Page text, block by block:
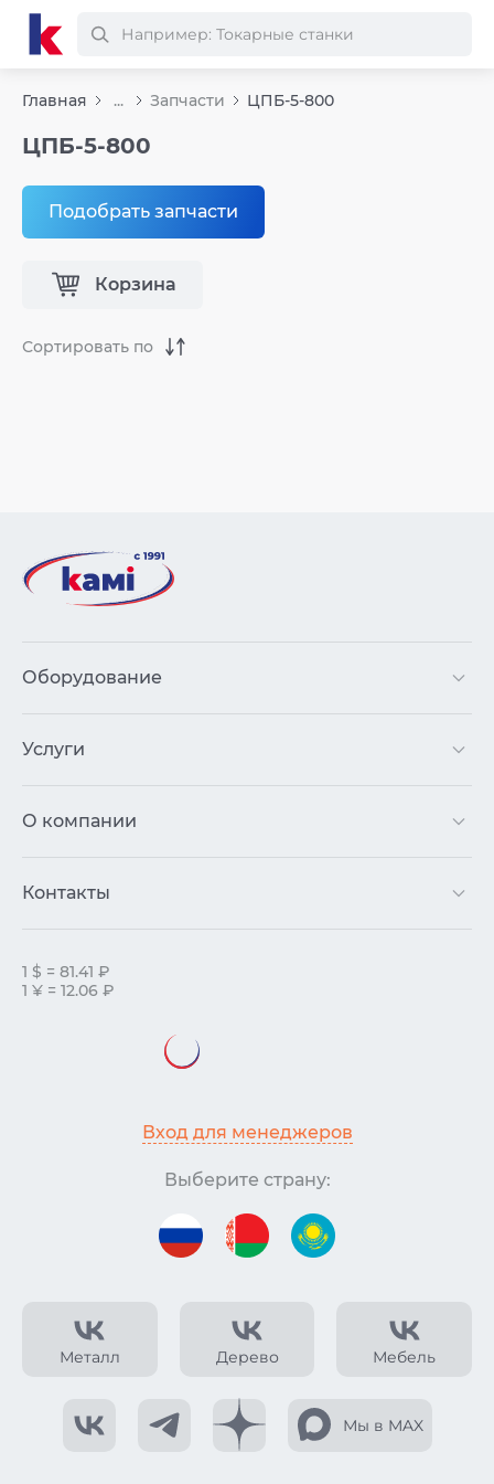
Главная ... Запчасти ЦПБ-5-800
ЦПБ-5-800
Подобрать запчасти
Корзина
Металл Дерево Мебель
Мы в MAX
Оборудование
Услуги
О компании
Контакты
1 $ = 81.41 ₽
1 ¥ = 12.06 ₽
Вход для менеджеров
Выберите страну: